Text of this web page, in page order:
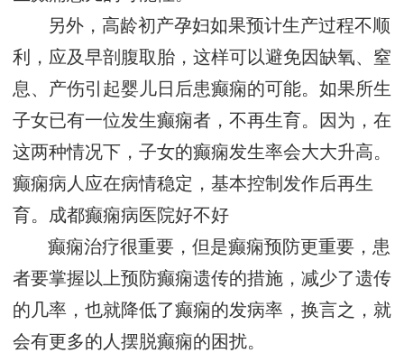
另外，高龄初产孕妇如果预计生产过程不顺
利，应及早剖腹取胎，这样可以避免因缺氧、窒
息、产伤引起婴儿日后患癫痫的可能。如果所生
子女已有一位发生癫痫者，不再生育。因为，在
这两种情况下，子女的癫痫发生率会大大升高。
癫痫病人应在病情稳定，基本控制发作后再生
育。 成都癫痫病医院好不好
癫痫治疗很重要，但是癫痫预防更重要，患
者要掌握以上预防癫痫遗传的措施，减少了遗传
的几率，也就降低了癫痫的发病率，换言之，就
会有更多的人摆脱癫痫的困扰。